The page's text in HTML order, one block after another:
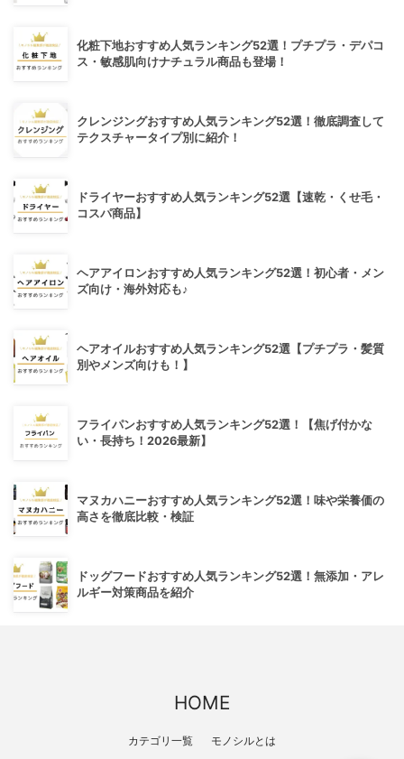
化粧下地おすすめ人気ランキング52選！プチプラ・デパコ
ス・敏感肌向けナチュラル商品も登場！
クレンジングおすすめ人気ランキング52選！徹底調査して
テクスチャータイプ別に紹介！
ドライヤーおすすめ人気ランキング52選【速乾・くせ毛・
コスパ商品】
ヘアアイロンおすすめ人気ランキング52選！初心者・メン
ズ向け・海外対応も♪
ヘアオイルおすすめ人気ランキング52選【プチプラ・髪質
別やメンズ向けも！】
フライパンおすすめ人気ランキング52選！【焦げ付かな
い・長持ち！2026最新】
マヌカハニーおすすめ人気ランキング52選！味や栄養価の
高さを徹底比較・検証
ドッグフードおすすめ人気ランキング52選！無添加・アレ
ルギー対策商品を紹介
HOME
カテゴリ一覧 モノシルとは